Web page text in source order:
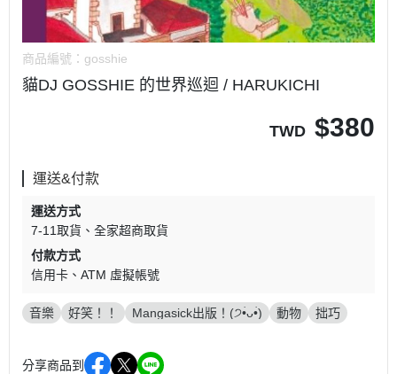
商品編號： gosshie
貓DJ GOSSHIE 的世界巡迴 / HARUKICHI
TWD $380
運送&付款
運送方式
7-11取貨
全家超商取貨
付款方式
信用卡
ATM 虛擬帳號
音樂 好笑！！ Mangasick出版！(੭•̀ᴗ•̀) 動物 拙巧
分享商品到